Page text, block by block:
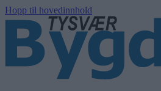
Hopp til hovedinnhold